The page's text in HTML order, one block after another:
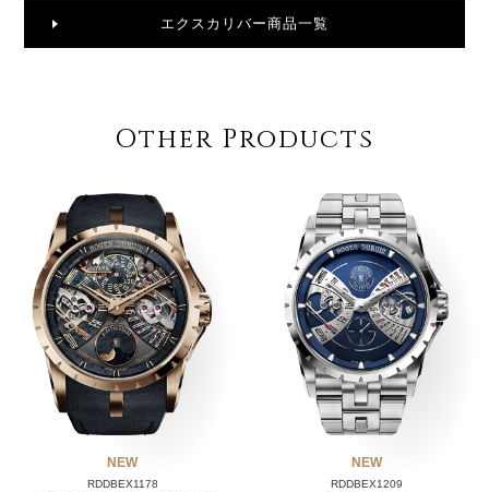
エクスカリバー商品一覧
Other Products
NEW
RDDBEX1178
NEW
RDDBEX1209